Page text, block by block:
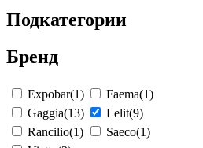
Подкатегории
Бренд
Expobar(1) Faema(1)
Gaggia(13) Lelit(9)
Rancilio(1) Saeco(1)